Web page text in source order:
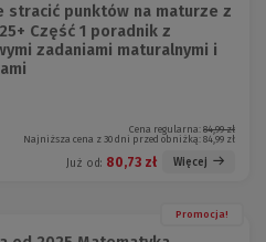
stracić punktów na maturze z
Część 1 poradnik z
zadaniami maturalnymi i
Cena regularna: 84,99 zł
Najniższa cena z 30 dni przed obniżką: 84,99 zł
Już od: 80,73 zł Więcej
Promocja!